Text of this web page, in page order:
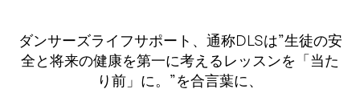
ダンサーズライフサポート、通称DLSは”生徒の安
全と将来の健康を第一に考えるレッスンを「当た
り前」に。”を合言葉に、